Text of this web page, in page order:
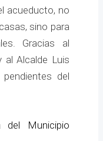
acueducto, no
sino para
Gracias al
al Alcalde Luis
del
del Municipio